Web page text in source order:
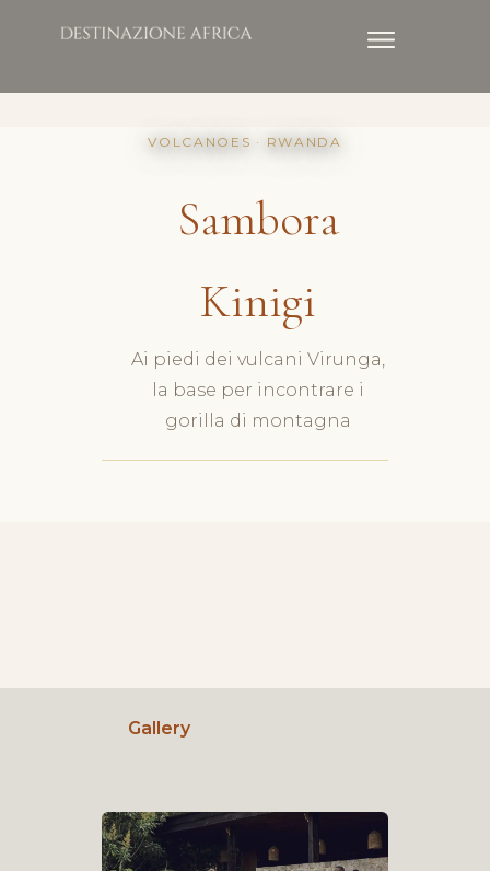
VOLCANOES · RWANDA
Sambora
Kinigi
Ai piedi dei vulcani Virunga,
la base per incontrare i
gorilla di montagna
Gallery